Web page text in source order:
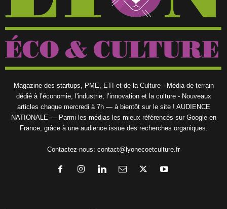
Magazine des startups, PME, ETI et de la Culture - Média de terrain
dédié à l’économie, l'industrie, l’innovation et la culture - Nouveaux
articles chaque mercredi à 7h — à bientôt sur le site ! AUDIENCE
NATIONALE — Parmi les médias les mieux référencés sur Google en
France, grâce à une audience issue des recherches organiques.
Contactez-nous: contact@lyonecoetculture.fr